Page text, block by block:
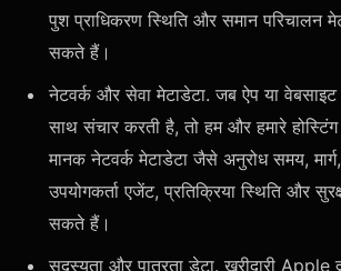
पुश प्राधिकरण स्थिति और समान परिचालन
सकते हैं।
नेटवर्क और सेवा मेटाडेटा. जब ऐप या
साथ संचार करती है, तो हम और हमारे होस्टिंग
मानक नेटवर्क मेटाडेटा जैसे अनुरोध समय,
उपयोगकर्ता एजेंट, प्रतिक्रिया स्थिति और
सकते हैं।
सदस्यता और पात्रता डेटा. खरीदारी Apple